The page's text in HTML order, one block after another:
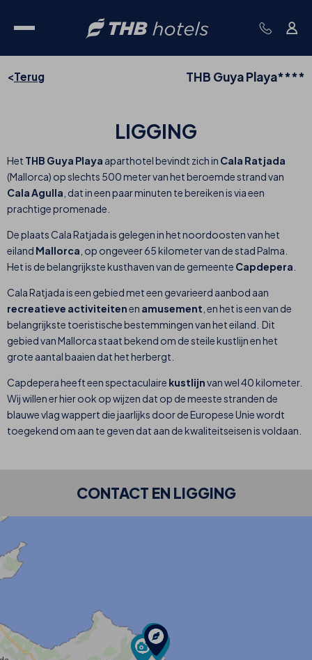
Terug THB Guya Playa****
LIGGING
Het THB Guya Playa aparthotel bevindt zich in Cala Ratjada
(Mallorca) op slechts 500 meter van het beroemde strand van
Cala Agulla , dat in een paar minuten te bereiken is via een
prachtige promenade.
De plaats Cala Ratjada is gelegen in het noordoosten van het
eiland Mallorca , op ongeveer 65 kilometer van de stad Palma.
Het is de belangrijkste kusthaven van de gemeente Capdepera
Cala Ratjada is een gebied met een gevarieerd aanbod aan
recreatieve activiteitenen amusement , en het is een van de
belangrijkste toeristische bestemmingen van het eiland. Dit
gebied van Mallorca staat bekend om de steile kustlijn en het
grote aantal baaien dat het herbergt.
Capdepera heeft een spectaculaire kustlijnvan wel 40 kilometer.
Wij willen er hier ook op wijzen dat op de meeste stranden de
blauwe vlag wappert die jaarlijks door de Europese Unie wordt
toegekend om aan te geven dat aan de kwaliteitseisen is voldaan.
CONTACT EN LIGGING